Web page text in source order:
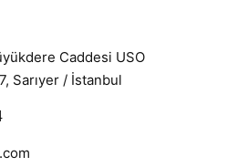
Caddesi USO
Sarıyer / İstanbul